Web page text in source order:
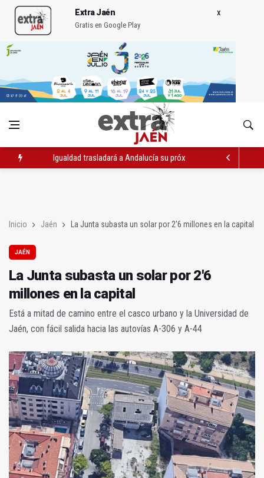
Extra Jaén
Gratis en Google Play
Igualdad trasladará a Andalucía su próximo comité de crisis
Inicio Jaén La Junta subasta un solar por 2'6 millones en la capital
JAÉN
La Junta subasta un solar por 2'6
millones en la capital
Está a mitad de camino entre el casco urbano y la Universidad de
Jaén, con fácil salida hacia las autovías A-306 y A-44